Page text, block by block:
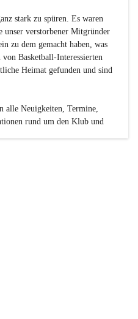
stark zu spüren. Es waren
unser verstorbener Mitgründer
zu dem gemacht haben, was
Basketball-Interessierten
Heimat gefunden und sind
alle Neuigkeiten, Termine,
rund um den Klub und